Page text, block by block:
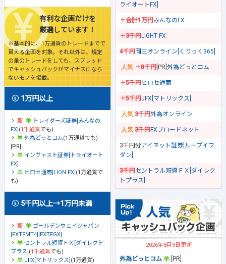
有利な企画だけを
厳選しています！
※基本的に、1万通貨のトレードまでで
貰える企画を対象。それ以外は、規定
の量のトレードをしても、スプレッド
でキャッシュバックがマイナスになら
ないモノを掲載。
1万円以上
トレイダーズ証券[みんなの
FX] (1千通貨でも)
外為どっとコム(1万通貨でも)
[PR]
インヴァスト証券[トライオート
FX]
ヒロセ通商[LION FX] (1万通貨で
も)
5千円以上→1万円未満
ゴールデンウェイジャパン
[FXTFMT4][FXTFGX]
セントラル短資ＦＸ[ダイレクト
プラス] (1千通貨でも)
JFX[マトリックス] (1万通貨)
ライオートFX]
＋合計1万円みんなのFX
＋3千円LIGHT FX
4千円岡三オンライン[くりっく365]
＋8千円 [PR] 外為どっとコム
＋5千円ヒロセ通商
＋5千円JFX[マトリックス]
3千円外為オンライン
3千円FXブロードネット
3千円分アイネット証券[ループイフ
ダン]
3千円セントラル短資ＦＸ[ダイレク
トプラス]
2026年8月3日更新
外為どっとコム
[PR]